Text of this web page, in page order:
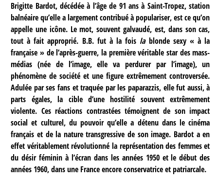
Brigitte Bardot, décédée à l’âge de 91 ans à Saint-Tropez, station
balnéaire qu’elle a largement contribué à populariser, est ce qu’on
appelle une icône. Le mot, souvent galvaudé, est, dans son cas,
tout à fait approprié. B.B. fut à la fois lablonde sexy « à la
française » de l’après-guerre, la première véritable star des mass-
médias (née de l’image, elle va perdurer par l’image), un
phénomène de société et une figure extrêmement controversée.
Adulée par ses fans et traquée par les paparazzis, elle fut aussi, à
parts égales, la cible d’une hostilité souvent extrêmement
violente. Ces réactions contrastées témoignent de son impact
social et culturel, du pouvoir qu’elle a détenu dans le cinéma
français et de la nature transgressive de son image. Bardot a en
effet véritablement révolutionné la représentation des femmes et
du désir féminin à l’écran dans les années 1950 et le début des
années 1960, dans une France encore conservatrice et patriarcale.